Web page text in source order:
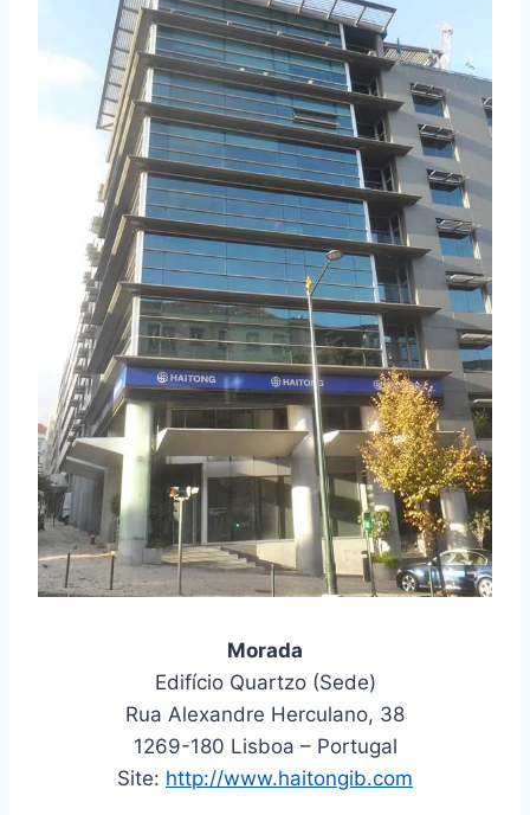
Morada
Edifício Quartzo (Sede)
Rua Alexandre Herculano, 38
1269-180 Lisboa – Portugal
Site: http://www.haitongib.com